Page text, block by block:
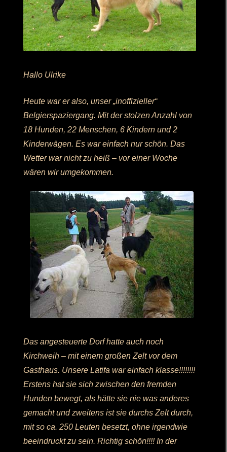
Hallo Ulrike
Heute war er also, unser „inoffizieller“
Belgierspaziergang. Mit der stolzen Anzahl von
18 Hunden, 22 Menschen, 6 Kindern und 2
Kinderwägen. Es war einfach nur schön. Das
Wetter war nicht zu heiß – vor einer Woche
wären wir umgekommen.
Das angesteuerte Dorf hatte auch noch
Kirchweih – mit einem großen Zelt vor dem
Gasthaus. Unsere Latifa war einfach klasse!!!!!!!!
Erstens hat sie sich zwischen den fremden
Hunden bewegt, als hätte sie nie was anderes
gemacht und zweitens ist sie durchs Zelt durch,
mit so ca. 250 Leuten besetzt, ohne irgendwie
beeindruckt zu sein. Richtig schön!!!! In der